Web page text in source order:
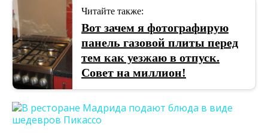
Читайте также:
Вот зачем я фотографирую
панель газовой плиты перед
тем как уезжаю в отпуск.
Совет на миллион!